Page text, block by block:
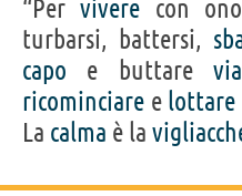
“Pervivere con
turbarsi, battersi,
capo e buttarevia
ricominciare e lottare
La calma è la